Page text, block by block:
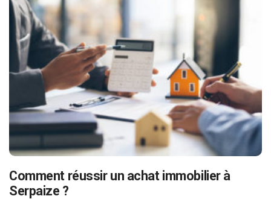
Comment réussir un achat immobilier à
Serpaize ?